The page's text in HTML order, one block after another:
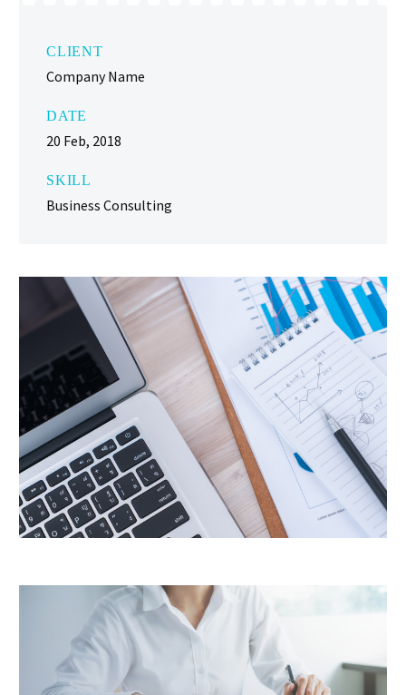
CLIENT
Company Name
DATE
20 Feb, 2018
SKILL
Business Consulting